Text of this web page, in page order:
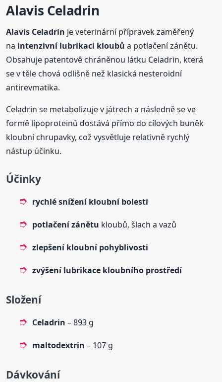
Alavis Celadrin
Alavis Celadrin je veterinární přípravek zaměřený
na intenzivní lubrikaci kloubů a potlačení zánětu.
Obsahuje patentově chráněnou látku Celadrin, která
se v těle chová odlišně než klasická nesteroidní
antirevmatika.
Celadrin se metabolizuje v játrech a následně se ve
formě lipoproteinů dostává přímo do cílových buněk
kloubní chrupavky, což vysvětluje relativně rychlý
nástup účinku.
Účinky
rychlé snížení kloubní bolesti
potlačení zánětu kloubů, šlach a vazů
zlepšení kloubní pohyblivosti
zvýšení lubrikace kloubního prostředí
Složení
Celadrin – 893 g
maltodextrin – 107 g
Dávkování